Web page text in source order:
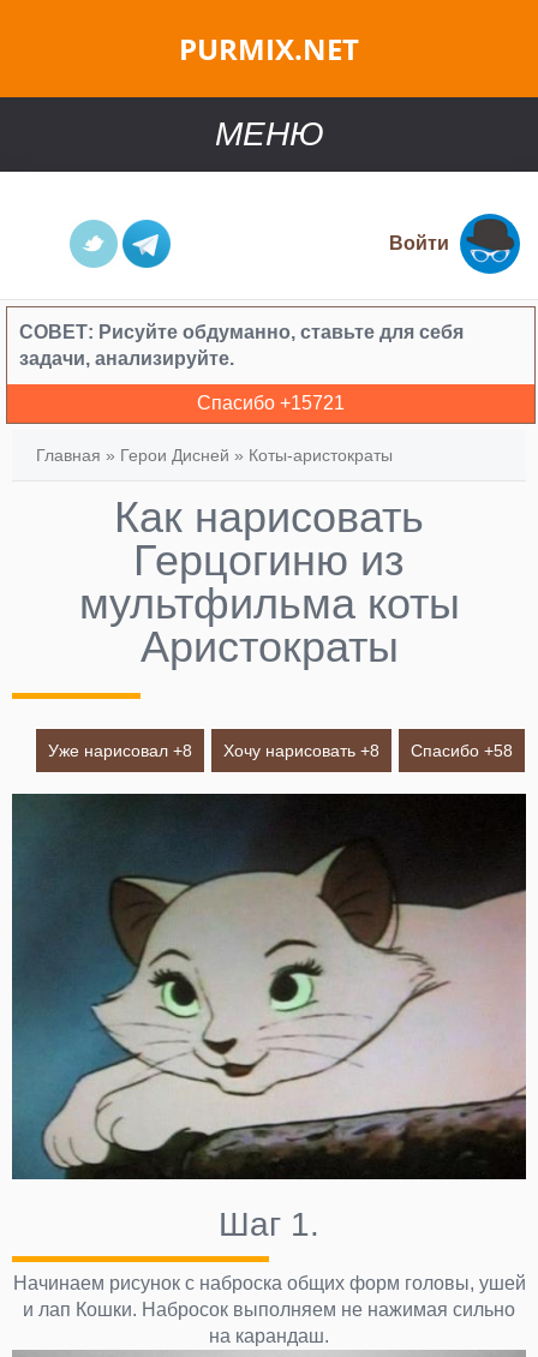
PURMIX.NET
МЕНЮ
Войти
СОВЕТ: Рисуйте обдуманно, ставьте для себя
задачи, анализируйте.
Спасибо +15721
Главная » Герои Дисней » Коты-аристократы
Как нарисовать
Герцогиню из
мультфильма коты
Аристократы
Уже нарисовал +8 Хочу нарисовать +8 Спасибо +58
Шаг 1.
Начинаем рисунок с наброска общих форм головы, ушей
и лап Кошки. Набросок выполняем не нажимая сильно
на карандаш.